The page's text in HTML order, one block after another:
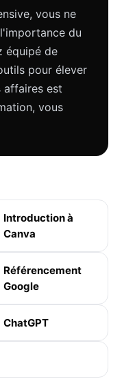
vous ne
du
équipé de
pour élever
affaires est
vous
Introduction à
Canva
Référencement
Google
ChatGPT